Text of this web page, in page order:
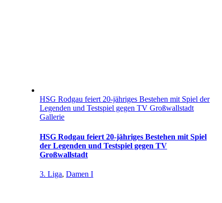
HSG Rodgau feiert 20-jähriges Bestehen mit Spiel der
Legenden und Testspiel gegen TV Großwallstadt
Gallerie
HSG Rodgau feiert 20-jähriges Bestehen mit Spiel
der Legenden und Testspiel gegen TV
Großwallstadt
3. Liga,Damen I